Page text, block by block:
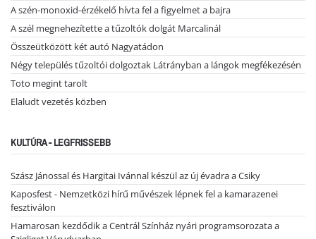
A szén-monoxid-érzékelő hívta fel a figyelmet a bajra
A szél megnehezítette a tűzoltók dolgát Marcalinál
Összeütközött két autó Nagyatádon
Négy település tűzoltói dolgoztak Látrányban a lángok megfékezésén
Toto megint tarolt
Elaludt vezetés közben
KULTÚRA - LEGFRISSEBB
Szász Jánossal és Hargitai Ivánnal készül az új évadra a Csiky
Kaposfest - Nemzetközi hírű művészek lépnek fel a kamarazenei
fesztiválon
Hamarosan kezdődik a Centrál Színház nyári programsorozata a